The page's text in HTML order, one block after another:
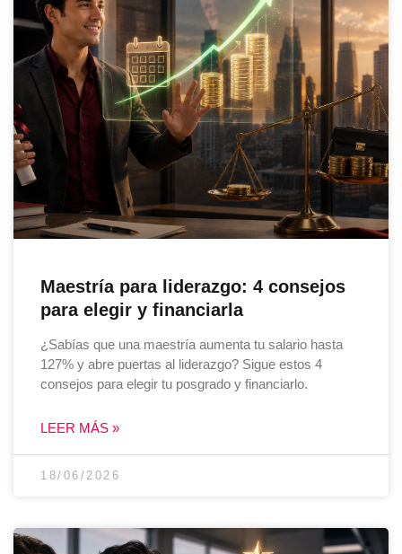
Maestría para liderazgo: 4 consejos
para elegir y financiarla
¿Sabías que una maestría aumenta tu salario hasta
127% y abre puertas al liderazgo? Sigue estos 4
consejos para elegir tu posgrado y financiarlo.
LEER MÁS »
18/06/2026